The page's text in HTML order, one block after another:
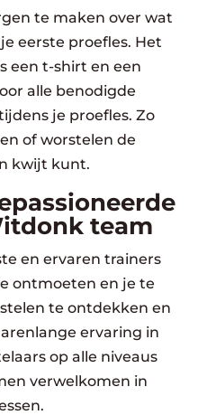
te maken over wat
eerste proefles. Het
een t-shirt en een
alle benodigde
je proefles. Zo
of worstelen de
kwijt kunt.
team
en ervaren trainers
ontmoeten en je te
te ontdekken en
ervaring in
op alle niveaus
verwelkomen in